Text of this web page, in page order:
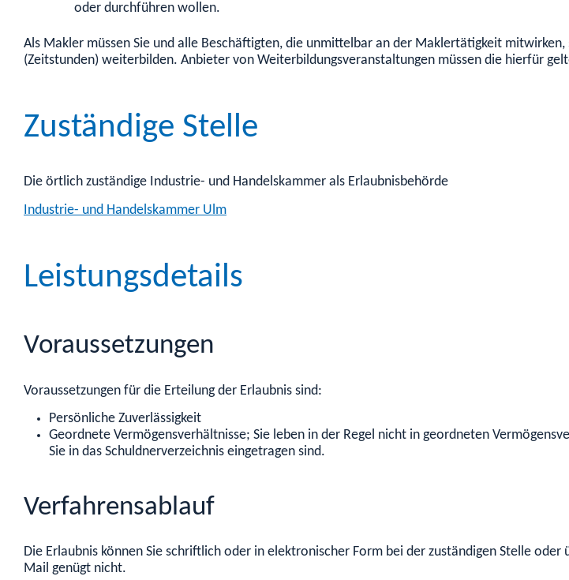
oder durchführen wollen.
Als Makler müssen Sie und alle Beschäftigten, die unmittelbar an der Maklertätigkeit
(Zeitstunden) weiterbilden. Anbieter von Weiterbildungsveranstaltungen müssen die hierfür
Zuständige Stelle
Die örtlich zuständige Industrie- und Handelskammer als Erlaubnisbehörde
Industrie- und Handelskammer Ulm
Leistungsdetails
Voraussetzungen
Voraussetzungen für die Erteilung der Erlaubnis sind:
Persönliche Zuverlässigkeit
Geordnete Vermögensverhältnisse; Sie leben in der Regel nicht in geordneten
Sie in das Schuldnerverzeichnis eingetragen sind.
Verfahrensablauf
Die Erlaubnis können Sie schriftlich oder in elektronischer Form bei der zuständigen Stelle
Mail genügt nicht.